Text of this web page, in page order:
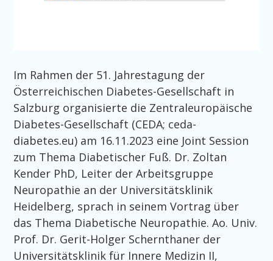
Im Rahmen der 51. Jahrestagung der
Österreichischen Diabetes-Gesellschaft in
Salzburg organisierte die Zentraleuropäische
Diabetes-Gesellschaft (CEDA; ceda-
diabetes.eu) am 16.11.2023 eine Joint Session
zum Thema Diabetischer Fuß. Dr. Zoltan
Kender PhD, Leiter der Arbeitsgruppe
Neuropathie an der Universitätsklinik
Heidelberg, sprach in seinem Vortrag über
das Thema Diabetische Neuropathie. Ao. Univ.
Prof. Dr. Gerit-Holger Schernthaner der
Universitätsklinik für Innere Medizin II,